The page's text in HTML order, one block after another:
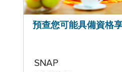
預查您可能具備資格
SNAP